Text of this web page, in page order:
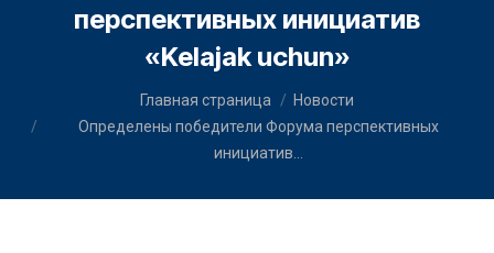
перспективных инициатив
«Kelajak uchun»
Главная страница
Новости
Определены победители Форума перспективных
инициатив…